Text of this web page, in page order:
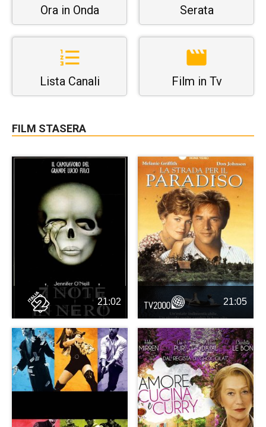
Ora in Onda Serata
Lista Canali Film in Tv
FILM STASERA
21:02 21:05